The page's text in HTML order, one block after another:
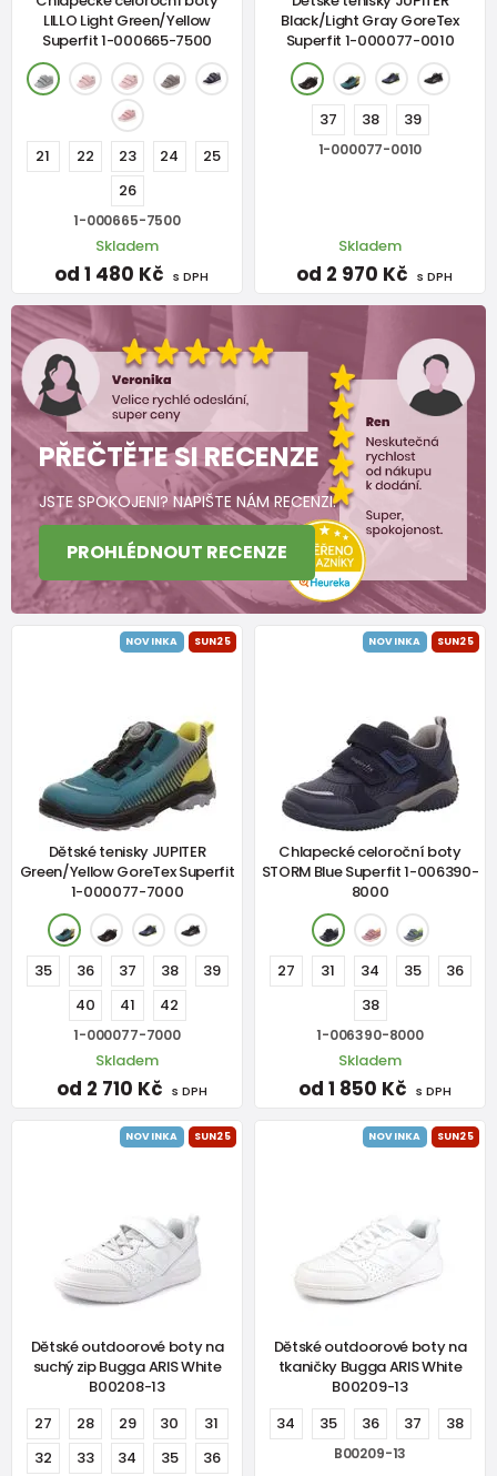
LILLO Light Green/Yellow
Superfit 1-000665-7500
21 22 23 24
25
26
1-000665-7500
Skladem
od 1 480 Kč s DPH
Black/Light Gray GoreTex
Superfit 1-000077-0010
37 38 39
1-000077-0010
Skladem
od 2 970 Kč s DPH
PŘEČTĚTE SI RECENZE
JSTE SPOKOJENI? NAPIŠTE NÁM RECENZI.
PROHLÉDNOUT RECENZE
NOVINKA SUN25
Dětské tenisky JUPITER
Green/Yellow GoreTex Superfit
1-000077-7000
35 36 37 38
39
40
41 42
1-000077-7000
Skladem
od 2 710 Kč s DPH
NOVINKA SUN25
Chlapecké celoroční boty
STORM Blue Superfit 1-006390-
8000
27 31 34 35
36
38
1-006390-8000
Skladem
od 1 850 Kč s DPH
NOVINKA SUN25
Dětské outdoorové boty na
suchý zip Bugga ARIS White
B00208-13
27
28 29 30
31
32
33 34 35
36
NOVINKA SUN25
Dětské outdoorové boty na
tkaničky Bugga ARIS White
B00209-13
34
35 36 37 38
B00209-13